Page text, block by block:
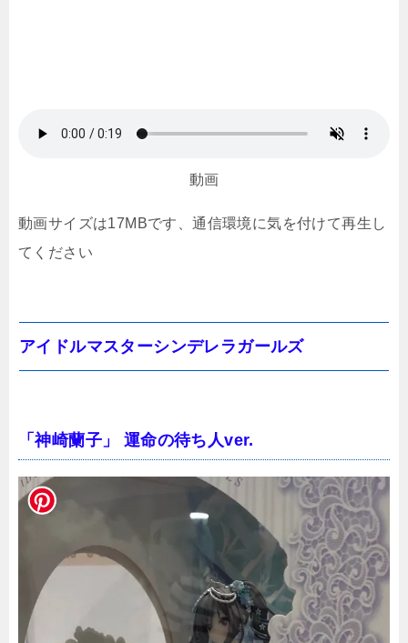
動画
動画サイズは17MBです、通信環境に気を付けて再生し
てください
アイドルマスターシンデレラガールズ
「神崎蘭子」 運命の待ち人ver.